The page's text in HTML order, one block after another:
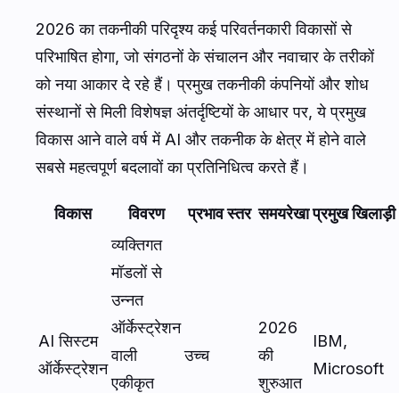
2026 का तकनीकी परिदृश्य कई परिवर्तनकारी विकासों से
परिभाषित होगा, जो संगठनों के संचालन और नवाचार के तरीकों
को नया आकार दे रहे हैं। प्रमुख तकनीकी कंपनियों और शोध
संस्थानों से मिली विशेषज्ञ अंतर्दृष्टियों के आधार पर, ये प्रमुख
विकास आने वाले वर्ष में AI और तकनीक के क्षेत्र में होने वाले
सबसे महत्वपूर्ण बदलावों का प्रतिनिधित्व करते हैं।
विकास विवरण प्रभाव स्तर समयरेखाप्रमुख खिलाड़ी
AI सिस्टम
ऑर्केस्ट्रेशन
व्यक्तिगत
मॉडलों से
उन्नत
ऑर्केस्ट्रेशन
वाली
एकीकृत
उच्च
2026
की
शुरुआत
IBM,
Microsoft